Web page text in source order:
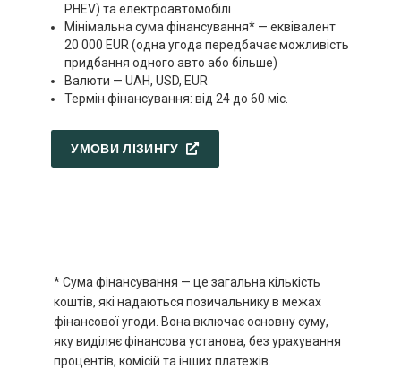
PHEV) та електроавтомобілі
Мінімальна сума фінансування* — еквівалент
20 000 EUR (одна угода передбачає можливість
придбання одного авто або більше)
Валюти — UAH, USD, EUR
Термін фінансування: від 24 до 60 міс.
УМОВИ ЛІЗИНГУ
* Сума фінансування — це загальна кількість
коштів, які надаються позичальнику в межах
фінансової угоди. Вона включає основну суму,
яку виділяє фінансова установа, без урахування
процентів, комісій та інших платежів.